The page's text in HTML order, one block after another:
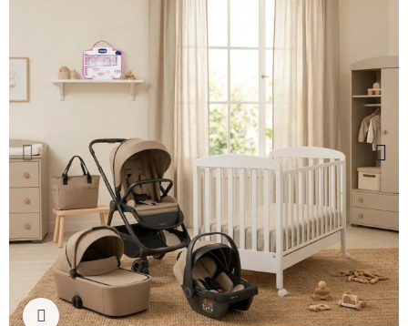
Clicca per ingrandire